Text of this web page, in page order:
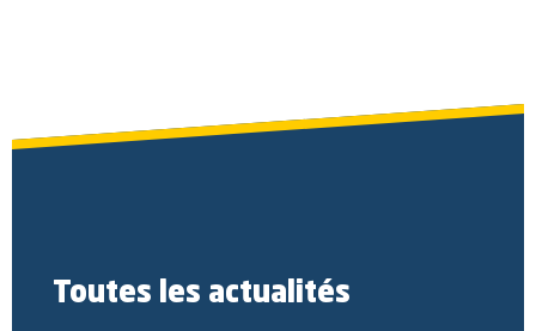
Toutes les actualités